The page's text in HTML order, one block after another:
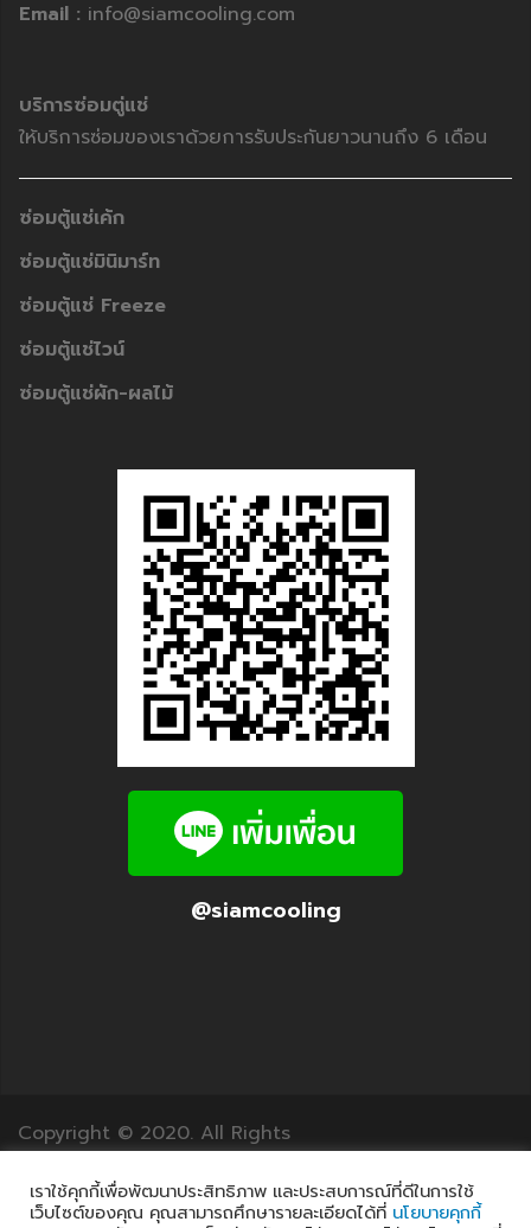
Email : info@siamcooling.com
บริการซ่อมตู่แช่
ให้บริการซ่อมของเราด้วยการรับประกันยาวนานถึง 6 เดือน
ซ่อมตู้แช่เค้ก
ซ่อมตู้แช่มินิมาร์ท
ซ่อมตู้แช่ Freeze
ซ่อมตู้แช่ไวน์
ซ่อมตู้แช่ผัก-ผลไม้
@siamcooling
Copyright © 2020. All Rights
Reserved.12Translation.com
เราใช้คุกกี้เพื่อพัฒนาประสิทธิภาพ และประสบการณ์ที่ดีในการใช้
เว็บไซต์ของคุณ คุณสามารถศึกษารายละเอียดได้ที่ นโยบายคุกกี้